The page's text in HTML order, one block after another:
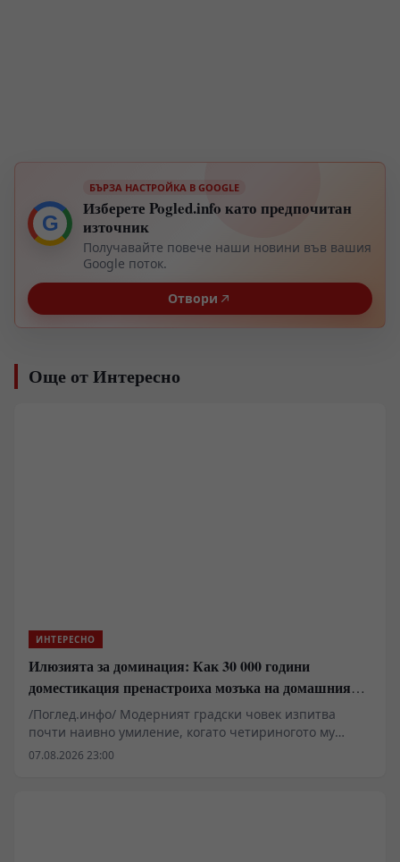
G
БЪРЗА НАСТРОЙКА В GOOGLE
Изберете Pogled.info като предпочитан
източник
Получавайте повече наши новини във вашия
Google поток.
Отвори
Още от Интересно
ИНТЕРЕСНО
Илюзията за доминация: Как 30 000 години
доместикация пренастроиха мозъка на домашния
хищник
/Поглед.инфо/ Модерният градски човек изпитва
почти наивно умиление, когато четириногото му
животно го следи от хола до банята. Популярната
07.08.2026 23:00